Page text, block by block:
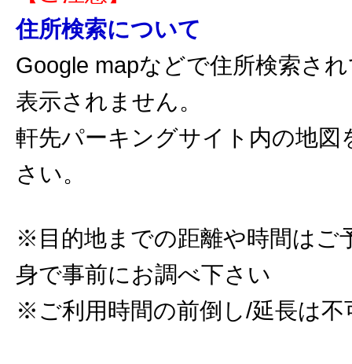
住所検索について
Google mapなどで住所検索さ
表示されません。
軒先パーキングサイト内の地図
さい。
※目的地までの距離や時間はご
身で事前にお調べ下さい
※ご利用時間の前倒し/延長は不